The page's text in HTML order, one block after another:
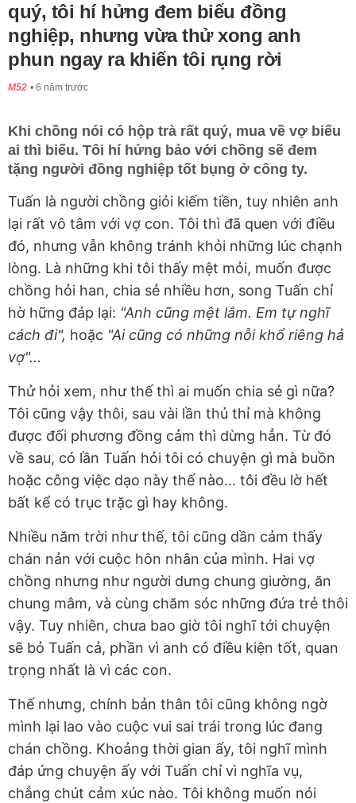
quý, tôi hí hửng đem biếu đồng
nghiệp, nhưng vừa thử xong anh
phun ngay ra khiến tôi rụng rời
M52 6 năm trước
Khi chồng nói có hộp trà rất quý, mua về vợ biếu
ai thì biếu. Tôi hí hửng bảo với chồng sẽ đem
tặng người đồng nghiệp tốt bụng ở công ty.
Tuấn là người chồng giỏi kiếm tiền, tuy nhiên anh
lại rất vô tâm với vợ con. Tôi thì đã quen với điều
đó, nhưng vẫn không tránh khỏi những lúc chạnh
lòng. Là những khi tôi thấy mệt mỏi, muốn được
chồng hỏi han, chia sẻ nhiều hơn, song Tuấn chỉ
hờ hững đáp lại: "Anh cũng mệt lắm. Em tự nghĩ
cách đi", hoặc "Ai cũng có những nỗi khổ riêng hả
vợ"...
Thử hỏi xem, như thế thì ai muốn chia sẻ gì nữa?
Tôi cũng vậy thôi, sau vài lần thủ thỉ mà không
được đối phương đồng cảm thì dừng hẳn. Từ đó
về sau, có lần Tuấn hỏi tôi có chuyện gì mà buồn
hoặc công việc dạo này thế nào... tôi đều lờ hết
bất kể có trục trặc gì hay không.
Nhiều năm trời như thế, tôi cũng dần cảm thấy
chán nản với cuộc hôn nhân của mình. Hai vợ
chồng nhưng như người dưng chung giường, ăn
chung mâm, và cùng chăm sóc những đứa trẻ thôi
vậy. Tuy nhiên, chưa bao giờ tôi nghĩ tới chuyện
sẽ bỏ Tuấn cả, phần vì anh có điều kiện tốt, quan
trọng nhất là vì các con.
Thế nhưng, chính bản thân tôi cũng không ngờ
mình lại lao vào cuộc vui sai trái trong lúc đang
chán chồng. Khoảng thời gian ấy, tôi nghĩ mình
đáp ứng chuyện ấy với Tuấn chỉ vì nghĩa vụ,
chẳng chút cảm xúc nào. Tôi không muốn nói